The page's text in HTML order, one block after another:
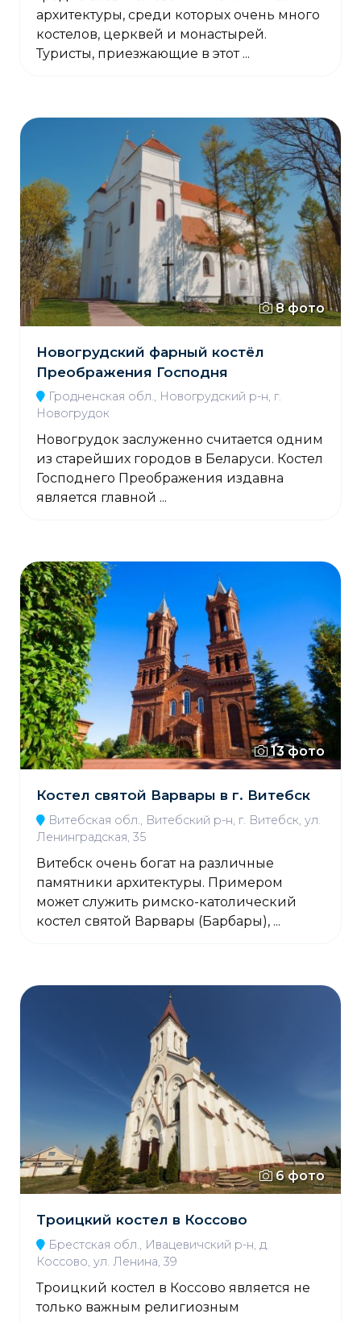
архитектуры, среди которых очень много
костелов, церквей и монастырей.
Туристы, приезжающие в этот ...
8 фото
Новогрудский фарный костёл
Преображения Господня
Гродненская обл., Новогрудский р-н, г.
Новогрудок
Новогрудок заслуженно считается одним
из старейших городов в Беларуси. Костел
Господнего Преображения издавна
является главной ...
13 фото
Костел святой Варвары в г. Витебск
Витебская обл., Витебский р-н, г. Витебск, ул.
Ленинградская, 35
Витебск очень богат на различные
памятники архитектуры. Примером
может служить римско-католический
костел святой Варвары (Барбары), ...
6 фото
Троицкий костел в Коссово
Брестская обл., Ивацевичский р-н, д.
Коссово, ул. Ленина, 39
Троицкий костел в Коссово является не
только важным религиозным